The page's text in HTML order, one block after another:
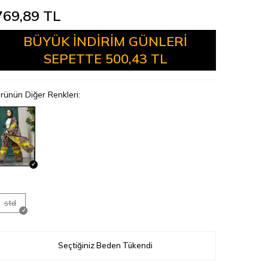
TL
BÜYÜK İNDİRİM GÜNLERİ
SEPETTE 500,43 TL
Diğer Renkleri:
std
Seçtiğiniz Beden Tükendi